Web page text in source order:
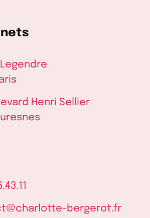
Henri Sellier
bergerot.fr